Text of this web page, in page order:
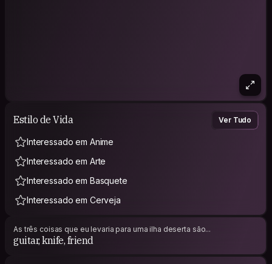
Estilo de Vida Ver Tudo
Interessado em Anime
Interessado em Arte
Interessado em Basquete
Interessado em Cerveja
As três coisas que eu levaria para uma ilha deserta são...
guitar, knife, friend